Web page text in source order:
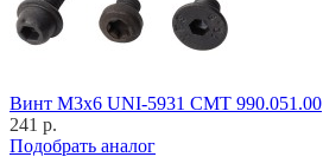
Винт M3x6 UNI-5931 CMT 990.051.00
241 р.
Подобрать аналог